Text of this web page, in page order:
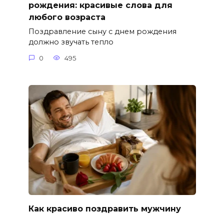
рождения: красивые слова для
любого возраста
Поздравление сыну с днем рождения
должно звучать тепло
0 495
Как красиво поздравить мужчину